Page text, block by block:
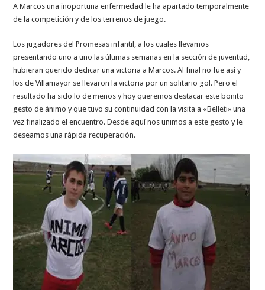
A Marcos una inoportuna enfermedad le ha apartado temporalmente
de la competición y de los terrenos de juego.
Los jugadores del Promesas infantil, a los cuales llevamos
presentando uno a uno las últimas semanas en la sección de juventud,
hubieran querido dedicar una victoria a Marcos. Al final no fue así y
los de Villamayor se llevaron la victoria por un solitario gol. Pero el
resultado ha sido lo de menos y hoy queremos destacar este bonito
gesto de ánimo y que tuvo su continuidad con la visita a «Belleti» una
vez finalizado el encuentro. Desde aquí nos unimos a este gesto y le
deseamos una rápida recuperación.